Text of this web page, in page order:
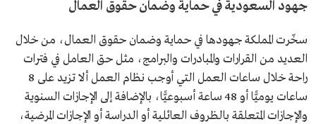
جهود السعودية في حماية وضمان حقوق العمال
سخّرت المملكة جهودها في حماية وضمان حقوق العمال، من خلال
العديد من القرارات والمبادرات والبرامج، مثل حق العامل في فترات
راحة خلال ساعات العمل التي أوجب نظام العمل ألا تزيد على 8
ساعات يوميًّا أو 48 ساعة أسبوعيًّا، بالإضافة إلى الإجازات السنوية
والإجازات المتعلقة بالظروف العائلية أو الدراسة أو الإجازات المرضية،